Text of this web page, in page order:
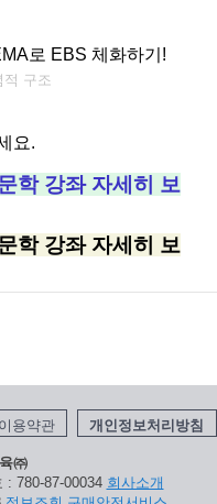
로 EBS 체화하기!
적 구조
요.
학 강좌 자세히 보
학 강좌 자세히 보
이용약관 개인정보처리방침
㈜
: 780-87-00034 회사소개